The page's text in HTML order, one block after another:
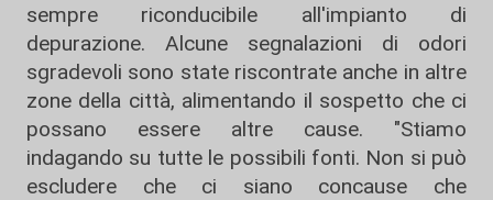
sempre riconducibile all'impianto di
depurazione. Alcune segnalazioni di odori
sgradevoli sono state riscontrate anche in altre
zone della città, alimentando il sospetto che ci
possano essere altre cause. "Stiamo
indagando su tutte le possibili fonti. Non si può
escludere che ci siano concause che